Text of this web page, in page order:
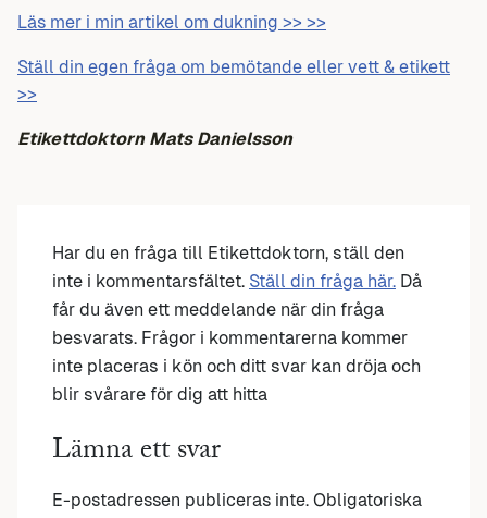
Läs mer i min artikel om dukning >> >>
Ställ din egen fråga om bemötande eller vett & etikett
>>
Etikettdoktorn Mats Danielsson
Har du en fråga till Etikettdoktorn, ställ den
inte i kommentarsfältet. Ställ din fråga här. Då
får du även ett meddelande när din fråga
besvarats. Frågor i kommentarerna kommer
inte placeras i kön och ditt svar kan dröja och
blir svårare för dig att hitta
Lämna ett svar
E-postadressen publiceras inte. Obligatoriska